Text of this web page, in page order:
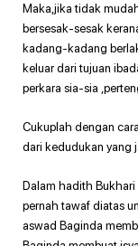
Maka,jika tidak
bersesak-sesak
kadang-kadang
keluar dari tujuan
perkara sia-sia
Cukuplah dengan
dari kedudukan yang
Dalam hadith Bukhari
pernah tawaf diatas
aswad Baginda